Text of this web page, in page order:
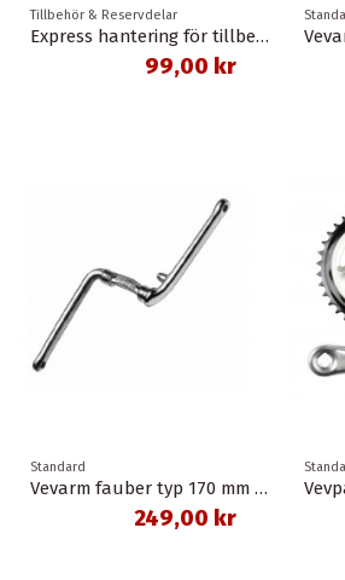
Tillbehör & Reservdelar
Express hantering för tillbehör
99,00 kr
Standard
Vevarm fauber typ 170 mm silver american för barn / bmx mfl
249,00 kr